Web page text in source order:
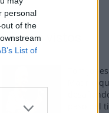
personal
of the
List of
más vistos
Tom
Madrid
paso del